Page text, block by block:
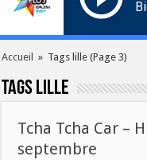
Accueil » Tags lille (Page 3)
Tags lille
Tcha Tcha Car –
septembre